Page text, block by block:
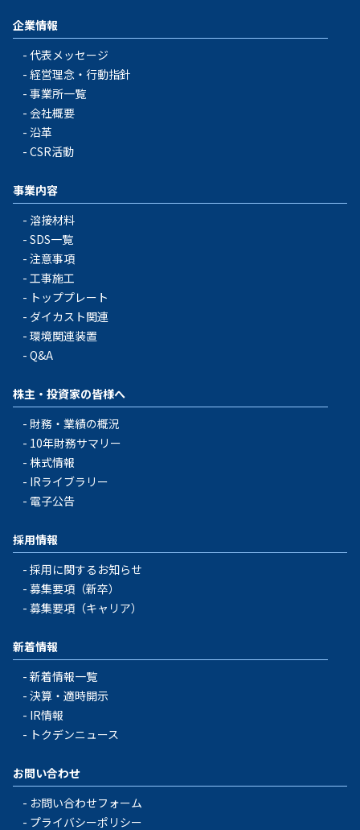
企業情報
代表メッセージ
経営理念・行動指針
事業所一覧
会社概要
沿革
CSR活動
事業内容
溶接材料
SDS一覧
注意事項
工事施工
トッププレート
ダイカスト関連
環境関連装置
Q&A
株主・投資家の皆様へ
財務・業績の概況
10年財務サマリー
株式情報
IRライブラリー
電子公告
採用情報
採用に関するお知らせ
募集要項（新卒）
募集要項（キャリア）
新着情報
新着情報一覧
決算・適時開示
IR情報
トクデンニュース
お問い合わせ
お問い合わせフォーム
プライバシーポリシー